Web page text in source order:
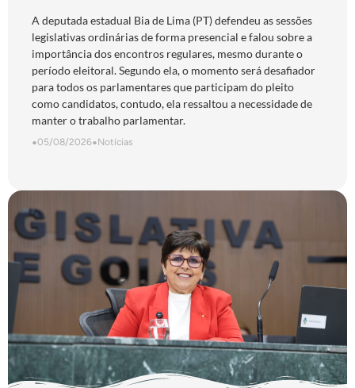
“obrigação com o povo de Goiás”
A deputada estadual Bia de Lima (PT) defendeu as sessões
legislativas ordinárias de forma presencial e falou sobre a
importância dos encontros regulares, mesmo durante o
período eleitoral. Segundo ela, o momento será desafiador
para todos os parlamentares que participam do pleito
como candidatos, contudo, ela ressaltou a necessidade de
manter o trabalho parlamentar.
•05/08/2026•Notícias